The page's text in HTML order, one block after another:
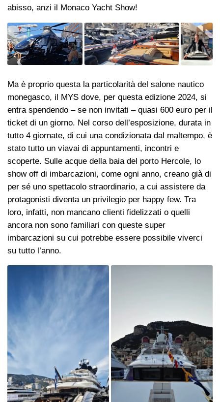
abisso, anzi il Monaco Yacht Show!
Ma è proprio questa la particolarità del salone nautico
monegasco, il MYS dove, per questa edizione 2024, si
entra spendendo – se non invitati – quasi 600 euro per il
ticket di un giorno. Nel corso dell’esposizione, durata in
tutto 4 giornate, di cui una condizionata dal maltempo, è
stato tutto un viavai di appuntamenti, incontri e
scoperte. Sulle acque della baia del porto Hercole, lo
show off di imbarcazioni, come ogni anno, creano già di
per sé uno spettacolo straordinario, a cui assistere da
protagonisti diventa un privilegio per happy few. Tra
loro, infatti, non mancano clienti fidelizzati o quelli
ancora non sono familiari con queste super
imbarcazioni su cui potrebbe essere possibile viverci
su tutto l’anno.